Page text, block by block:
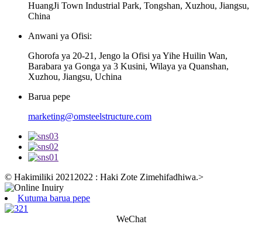
HuangJi Town Industrial Park, Tongshan, Xuzhou, Jiangsu,
China
Anwani ya Ofisi:
Ghorofa ya 20-21, Jengo la Ofisi ya Yihe Huilin Wan,
Barabara ya Gonga ya 3 Kusini, Wilaya ya Quanshan,
Xuzhou, Jiangsu, Uchina
Barua pepe
marketing@omsteelstructure.com
© Hakimiliki 20212022 : Haki Zote Zimehifadhiwa.>
Kutuma barua pepe
WeChat